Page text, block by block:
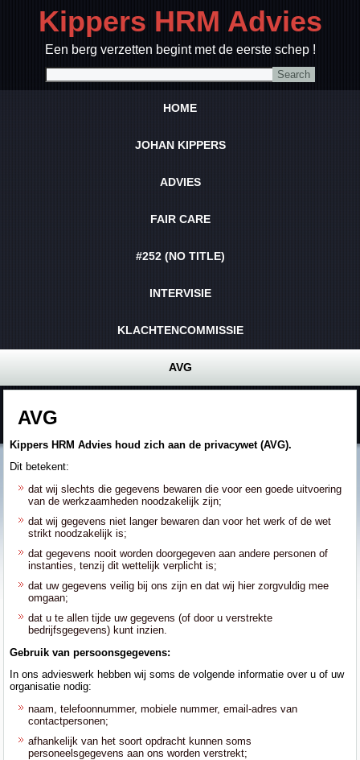
Kippers HRM Advies
Een berg verzetten begint met de eerste schep !
HOME
JOHAN KIPPERS
ADVIES
FAIR CARE
#252 (NO TITLE)
INTERVISIE
KLACHTENCOMMISSIE
AVG
AVG
Kippers HRM Advies houd zich aan de privacywet (AVG).
Dit betekent:
dat wij slechts die gegevens bewaren die voor een goede uitvoering
van de werkzaamheden noodzakelijk zijn;
dat wij gegevens niet langer bewaren dan voor het werk of de wet
strikt noodzakelijk is;
dat gegevens nooit worden doorgegeven aan andere personen of
instanties, tenzij dit wettelijk verplicht is;
dat uw gegevens veilig bij ons zijn en dat wij hier zorgvuldig mee
omgaan;
dat u te allen tijde uw gegevens (of door u verstrekte
bedrijfsgegevens) kunt inzien.
Gebruik van persoonsgegevens:
In ons advieswerk hebben wij soms de volgende informatie over u of uw
organisatie nodig:
naam, telefoonnummer, mobiele nummer, email-adres van
contactpersonen;
afhankelijk van het soort opdracht kunnen soms
personeelsgegevens aan ons worden verstrekt;